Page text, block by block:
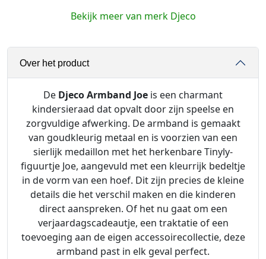
a
n
a
n
Bekijk meer van merk Djeco
Over het product
De Djeco Armband Joe is een charmant
kindersieraad dat opvalt door zijn speelse en
zorgvuldige afwerking. De armband is gemaakt
van goudkleurig metaal en is voorzien van een
sierlijk medaillon met het herkenbare Tinyly-
figuurtje Joe, aangevuld met een kleurrijk bedeltje
in de vorm van een hoef. Dit zijn precies de kleine
details die het verschil maken en die kinderen
direct aanspreken. Of het nu gaat om een
verjaardagscadeautje, een traktatie of een
toevoeging aan de eigen accessoirecollectie, deze
armband past in elk geval perfect.